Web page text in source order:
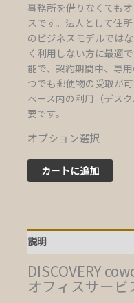
事務所を借りなくても
スです。法人として住
のビジネスモデルでは
く利用しない方に最適
能で、契約期間中、専
つでも郵便物の受取が
ペース内の利用（デス
要です。
オプション選択
カートに追加
説明
DISCOVERY
オフィスサービ